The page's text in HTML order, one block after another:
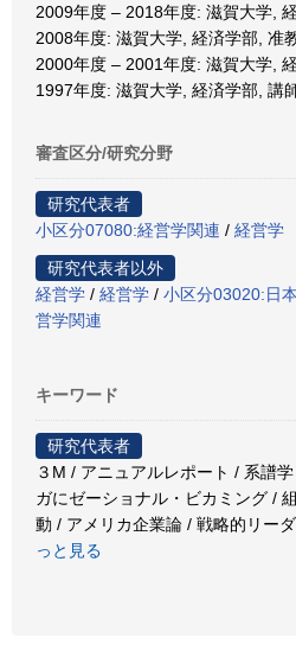
2009年度 – 2018年度: 滋賀大学,
2008年度: 滋賀大学, 経済学部, 准
2000年度 – 2001年度: 滋賀大学,
1997年度: 滋賀大学, 経済学部, 講
審査区分/研究分野
研究代表者
小区分07080:経営学関連 / 経営学
研究代表者以外
経営学 / 経営学 / 小区分03020:日
営学関連
キーワード
研究代表者
３M / アニュアルレポート / 系譜
ガにゼーショナル・ビカミング /
動 / アメリカ企業論 / 戦略的リー
っと見る